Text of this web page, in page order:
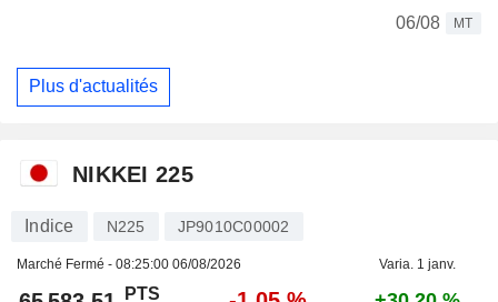
06/08
MT
Plus d'actualités
NIKKEI 225
Indice N225 JP9010C00002
Marché Fermé - 08:25:00 06/08/2026 Varia. 1 janv.
PTS